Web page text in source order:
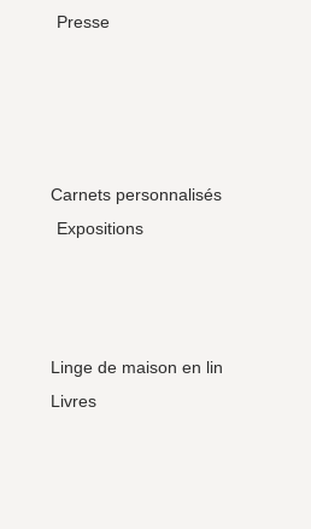
Presse
Carnets personnalisés
Expositions
Linge de maison en lin
Livres